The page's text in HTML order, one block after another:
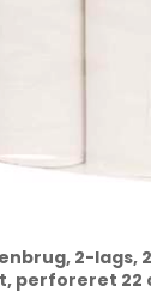
2-lags,
22